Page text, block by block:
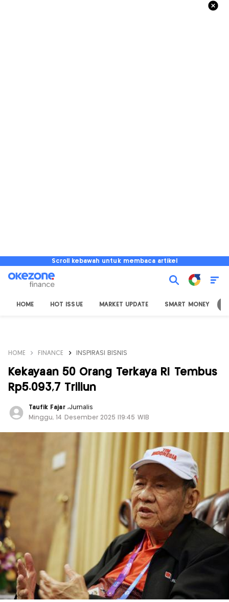
Scroll kebawah untuk membaca artikel
HOME HOT ISSUE MARKET UPDATE SMART MONEY
HOME FINANCE INSPIRASI BISNIS
Kekayaan 50 Orang Terkaya RI Tembus
Rp5.093,7 Triliun
Taufik Fajar ,Jurnalis
Minggu, 14 Desember 2025 |19:45 WIB